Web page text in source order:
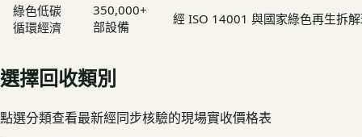
綠色低碳
循環經濟
350,000+
部設備
經 ISO 14001 與國家綠色再生拆
選擇回收類別
點選分類查看最新經同步核驗的現場實收價格表